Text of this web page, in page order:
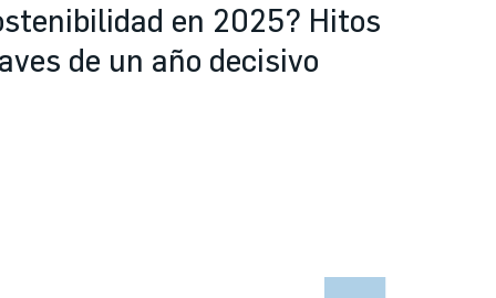
en 2025? Hitos
de un año decisivo